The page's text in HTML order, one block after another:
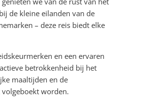
de kleine eilanden van de
– deze reis biedt elke
en een ervaren
betrokkenheid bij het
maaltijden en de
worden.